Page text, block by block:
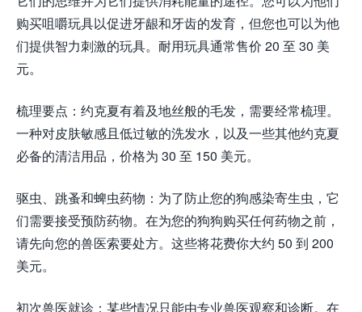
购买咀嚼玩具以促进牙龈和牙齿的发育，但您也可以为他
们提供智力刺激的玩具。耐用玩具通常售价 20 至 30 美
元。
梳理要点：约克夏有着及地丝般的毛发，需要经常梳理。
一种对皮肤敏感且低过敏的洗发水，以及一些其他约克夏
必备的清洁用品，价格为 30 至 150 美元。
驱虫、跳蚤和蜱虫药物：为了防止您的狗感染寄生虫，它
们需要接受预防药物。在为您的狗狗购买任何药物之前，
请先向您的兽医索要处方。这些将花费你大约 50 到 200
美元。
初次兽医就诊：某些情况只能由专业兽医观察和诊断。在